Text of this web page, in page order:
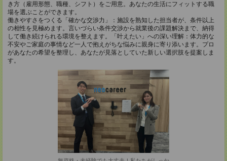
き方（雇用形態、職種、シフト）をご用意。あなたの生活にフィットする職
場を選ぶことができます。
働きやすさをつくる「確かな交渉力」：施設を熟知した担当者が、条件以上
の相性を見極めます。言いづらい条件交渉から就業後の課題解決まで、納得
して働き続けられる環境を整えます。「叶えたい」への深い理解：体力的な
不安やご家庭の事情など一人で抱えがちな悩みに親身に寄り添います。プロ
があなたの希望を整理し、あなたが見落としていた新しい選択肢を提案しま
す。